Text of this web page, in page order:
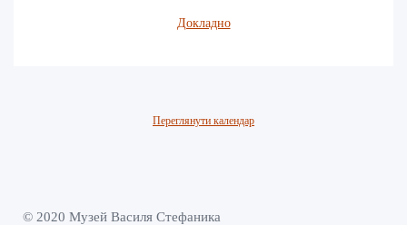
Докладно
Переглянути календар
© 2020 Музей Василя Стефаника